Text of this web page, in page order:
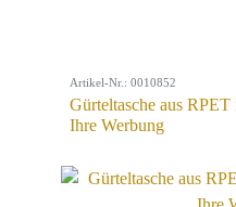
Artikel-Nr.: 0010852
Gürteltasche aus
Ihre Werbung